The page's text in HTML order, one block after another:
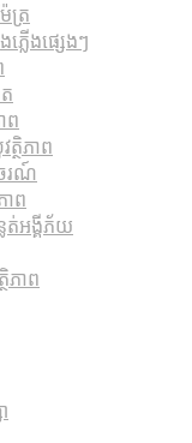
ត្រ
ភ្លើងផ្សេងៗ
ព
ត្ថិភាព
ចរណ៍
ាព
ត់អង្គីភ័យ
ភាព